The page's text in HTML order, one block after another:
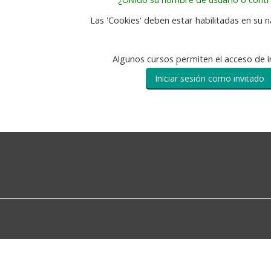
Las 'Cookies' deben estar habilitadas en su
Algunos cursos permiten el acceso de